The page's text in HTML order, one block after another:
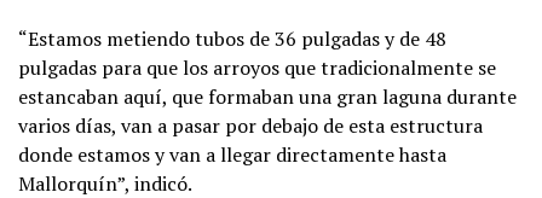
“Estamos metiendo tubos de 36 pulgadas y de 48
pulgadas para que los arroyos que tradicionalmente se
estancaban aquí, que formaban una gran laguna durante
varios días, van a pasar por debajo de esta estructura
donde estamos y van a llegar directamente hasta
Mallorquín”, indicó.